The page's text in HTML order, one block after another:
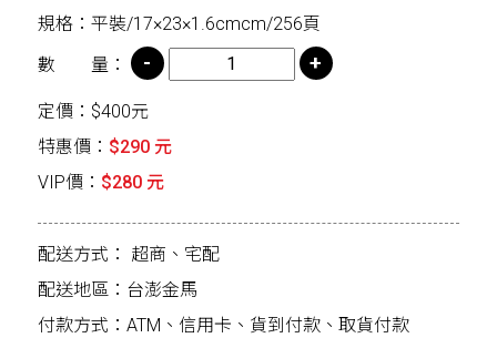
規格：平裝/17×23×1.6cmcm/256頁
數 量：
定價：$400元
特惠價： $290 元
VIP價： $280 元
配送方式： 超商、宅配
配送地區：台澎金馬
付款方式：ATM、信用卡、貨到付款、取貨付款